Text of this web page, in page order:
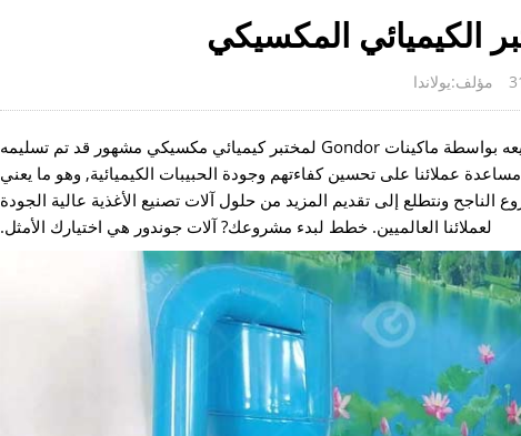
الكيميائي المكسيكي
مؤلف:يولاندا
أخبار جيدة! يسعدنا أن نعلن أن خط إنتاج الكريات الذي تم تصميمه وتصنيعه بواسطة ماكينات Gondor لمختبر كيميائي مكسيكي مشهور قد تم تسليمه
عملائنا على تحسين كفاءتهم وجودة الحبيبات الكيميائية, وهو ما يعني
الناجح ونتطلع إلى تقديم المزيد من حلول آلات تصنيع الأغذية عالية الجودة
لعملائنا العالميين. خطط لبدء مشروعك? آلات جوندور هي اختيارك الأمثل.